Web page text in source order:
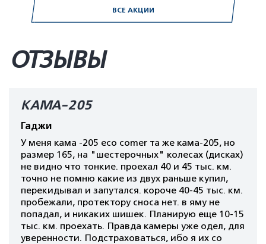
ВСЕ АКЦИИ
ОТЗЫВЫ
КАМА-205
Гаджи
У меня кама -205 eco comer та же кама-205, но
размер 165, на "шестерочных" колесах (дисках)
не видно что тонкие. проехал 40 и 45 тыс. км.
точно не помню какие из двух раньше купил,
перекидывал и запутался. короче 40-45 тыс. км.
пробежали, протектору сноса нет. в яму не
попадал, и никаких шишек. Планирую еще 10-15
тыс. км. проехать. Правда камеры уже одел, для
уверенности. Подстраховаться, ибо я их со